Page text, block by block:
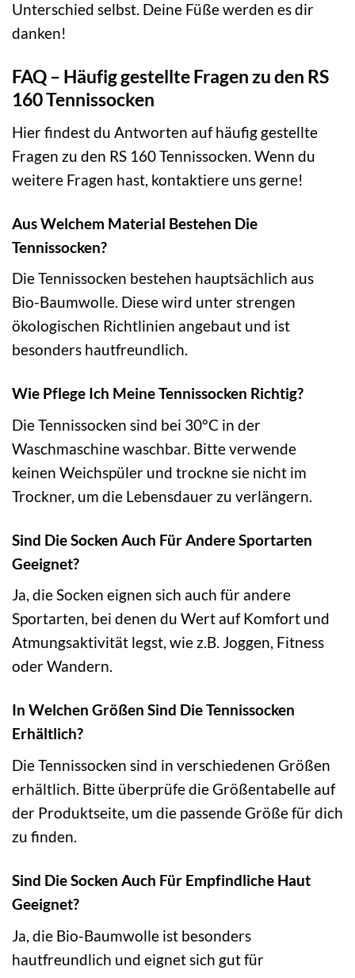
Unterschied selbst. Deine Füße werden es dir
danken!
FAQ – Häufig gestellte Fragen zu den RS
160 Tennissocken
Hier findest du Antworten auf häufig gestellte
Fragen zu den RS 160 Tennissocken. Wenn du
weitere Fragen hast, kontaktiere uns gerne!
Aus Welchem Material Bestehen Die
Tennissocken?
Die Tennissocken bestehen hauptsächlich aus
Bio-Baumwolle. Diese wird unter strengen
ökologischen Richtlinien angebaut und ist
besonders hautfreundlich.
Wie Pflege Ich Meine Tennissocken Richtig?
Die Tennissocken sind bei 30°C in der
Waschmaschine waschbar. Bitte verwende
keinen Weichspüler und trockne sie nicht im
Trockner, um die Lebensdauer zu verlängern.
Sind Die Socken Auch Für Andere Sportarten
Geeignet?
Ja, die Socken eignen sich auch für andere
Sportarten, bei denen du Wert auf Komfort und
Atmungsaktivität legst, wie z.B. Joggen, Fitness
oder Wandern.
In Welchen Größen Sind Die Tennissocken
Erhältlich?
Die Tennissocken sind in verschiedenen Größen
erhältlich. Bitte überprüfe die Größentabelle auf
der Produktseite, um die passende Größe für dich
zu finden.
Sind Die Socken Auch Für Empfindliche Haut
Geeignet?
Ja, die Bio-Baumwolle ist besonders
hautfreundlich und eignet sich gut für